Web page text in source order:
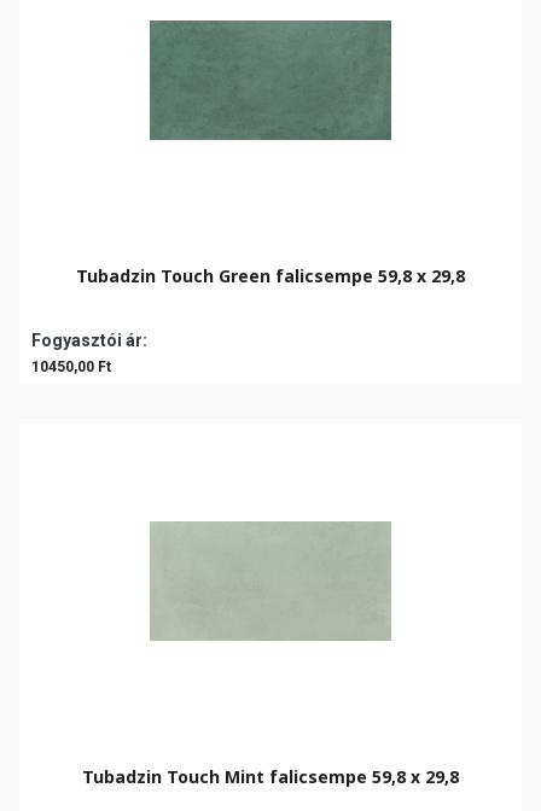
Tubadzin Touch Green falicsempe 59,8 x 29,8
Fogyasztói ár:
10450,00 Ft
Tubadzin Touch Mint falicsempe 59,8 x 29,8